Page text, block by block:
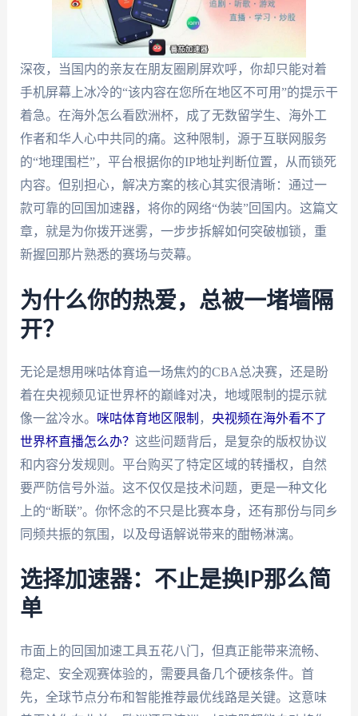
深夜，当国内的亲友在朋友圈刷屏欢呼，你却只能对着
手机屏幕上冰冷的“该内容在您所在地区不可用”的提示干
着急。在海外怎么看欧洲杯，成了无数留学生、海外工
作者和华人心中共同的痛。这种限制，源于互联网服务
的“地理围栏”，平台根据你的IP地址判断位置，从而锁死
内容。但别担心，解决方案的核心其实很清晰：通过一
款可靠的回国加速器，将你的网络“伪装”回国内。这篇文
章，就是为你拨开迷雾，一步步拆解如何突破枷锁，重
新握回那片熟悉的赛场与荧幕。
为什么你的热爱，总被一堵墙隔
开？
无论是想用咪咕体育追一场焦灼的CBA总决赛，还是盼
着在央视频见证世界杯的巅峰对决，地域限制的提示就
像一盆冷水。 咪咕体育地区限制 ， 央视频在海外看不了
世界杯直播怎么办？ 这些问题背后，是复杂的版权协议
和内容分发规则。平台购买了特定区域的转播权，自然
要严防信号外溢。这不仅仅是技术问题，更是一种文化
上的“断联”。你怀念的不只是比赛本身，还有那份与同乡
同频共振的氛围，以及母语解说带来的酣畅淋漓。
选择加速器：不止是换IP那么简
单
市面上的回国加速工具五花八门，但真正能带来流畅、
稳定、安全观赛体验的，需要具备几个硬核条件。首
先，全球节点分布和智能推荐最优线路是关键。这意味